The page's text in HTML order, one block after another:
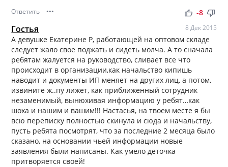
Ответить ••• thumb_up thumb_down
-8
Гостья 8 Дек 2015
А девушке Екатерине Р, работающей на оптовом складе
следует жало свое поджать и сидеть молча. А то сначала
ребятам жалуется на руководство, сливает все что
происходит в организации,как начальство кипишь
наводит и документы ИП меняет на других лиц, а потом,
извините ж..пу лижет, как приближенный сотрудник
незаменимый, вынюхивая информацию у ребят…как
шоха и нашим и вашим!!! Настасья, на твоем месте я бы
всю переписку полностью скинула и сюда и начальству,
пусть ребята посмотрят, что за последние 2 месяца было
сказано, на основании чьей информации новые
заявления были написаны. Как умело деточка
притворяется своей!